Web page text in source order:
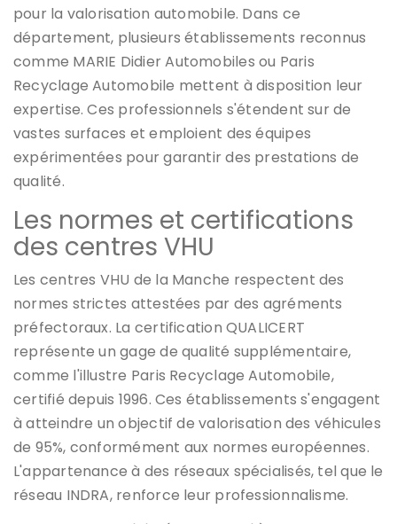
pour la valorisation automobile. Dans ce
département, plusieurs établissements reconnus
comme MARIE Didier Automobiles ou Paris
Recyclage Automobile mettent à disposition leur
expertise. Ces professionnels s'étendent sur de
vastes surfaces et emploient des équipes
expérimentées pour garantir des prestations de
qualité.
Les normes et certifications
des centres VHU
Les centres VHU de la Manche respectent des
normes strictes attestées par des agréments
préfectoraux. La certification QUALICERT
représente un gage de qualité supplémentaire,
comme l'illustre Paris Recyclage Automobile,
certifié depuis 1996. Ces établissements s'engagent
à atteindre un objectif de valorisation des véhicules
de 95%, conformément aux normes européennes.
L'appartenance à des réseaux spécialisés, tel que le
réseau INDRA, renforce leur professionnalisme.